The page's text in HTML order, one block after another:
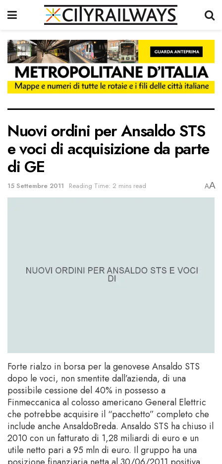
Nuovi ordini per Ansaldo STS
e voci di acquisizione da parte
di GE
15 Settembre 2011 Reading Time: 2 mins read AA
Forte rialzo in borsa per la genovese Ansaldo STS
dopo le voci, non smentite dall’azienda, di una
possibile cessione del 40% in possesso a
Finmeccanica al colosso americano General Elettric
che potrebbe acquisire il “pacchetto” completo che
include anche AnsaldoBreda. Ansaldo STS ha chiuso il
2010 con un fatturato di 1,28 miliardi di euro e un
utile netto pari a 95 mln di euro. Il gruppo ha una